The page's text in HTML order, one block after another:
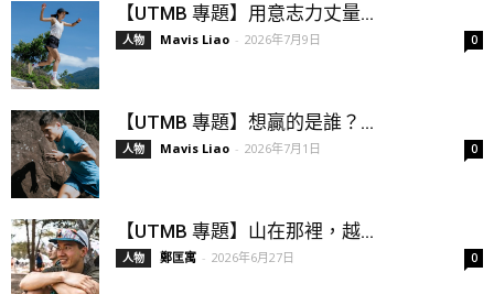
【UTMB 專題】用意志力丈量...
人物 Mavis Liao - 2026年7月9日 0
【UTMB 專題】想贏的是誰？...
人物 Mavis Liao - 2026年7月1日 0
【UTMB 專題】山在那裡，越...
人物 鄭匡寓 - 2026年6月27日 0